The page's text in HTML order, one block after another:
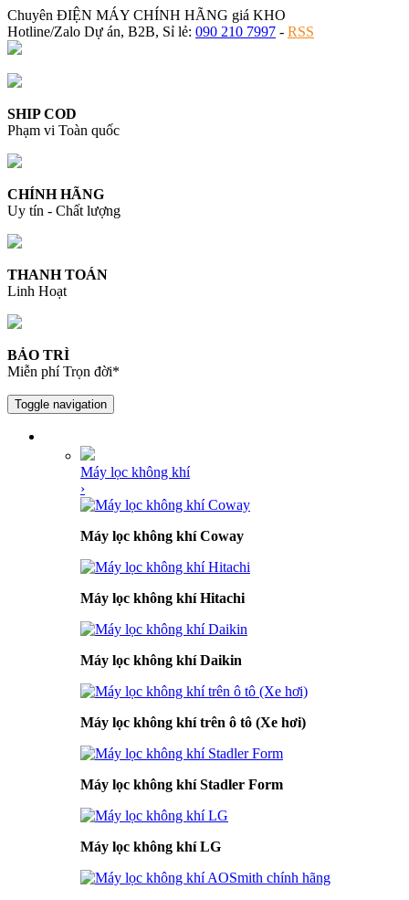
Chuyên ĐIỆN MÁY CHÍNH HÃNG giá KHO
Hotline/Zalo Dự án, B2B, Sỉ lẻ: 090 210 7997 - RSS
SHIP COD
Phạm vi Toàn quốc
CHÍNH HÃNG
Uy tín - Chất lượng
THANH TOÁN
Linh Hoạt
BẢO TRÌ
Miễn phí Trọn đời*
Toggle navigation
Máy lọc không khí
›
Máy lọc không khí Coway
Máy lọc không khí Hitachi
Máy lọc không khí Daikin
Máy lọc không khí trên ô tô (Xe hơi)
Máy lọc không khí Stadler Form
Máy lọc không khí LG